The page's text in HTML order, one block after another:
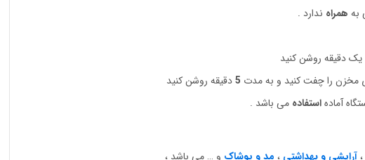
به همراه ندارد .
دقیقه روشن کنید
مخزن را چفت کنید و به مدت 5دقیقه روشن کنید
آمادهاستفاده می باشد .
،آرایشی و بهداشتی ، مد و پوشاک و … می باشد ،